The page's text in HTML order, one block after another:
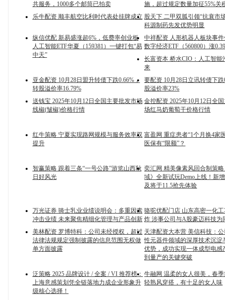
共服务，1000多个邮筒已拍卖
施，超过规定数量加征55%关
乐牛配资 顺丰航空比利时代表处挂牌成立 股天下 二甲双胍引领“抗衰市
科源制药先发优势明显
纵信优配 新易盛涨超6%，低费率创业板
人工智能ETF华夏（159381）一键打包“易
中天”
中祥配资 人形机器人板块事
数字经济ETF（560800）涨
长富资本 桥水CIO：人工智能
来
亚金配资 10月28日盟升转债下跌0.66%，
转股溢价率16.79%
要配资 10月28日立讯转债下
股溢价率23%
送钱宝 2025年10月12日全国主要批发市场
线椒(皱椒)价格行情
金控配资 2025年10月12日全
场红马奶葡萄干价格行情
红牛策略 宁夏实现路网规模与服务效率双
提升
富盈网 重症患者“1个月换4家
医保有“限额”？
智赢策略 跟着三条“一号公路”游览山西秋
日好风光
奕汇网 精美像素风回合制策
域》全新试玩Demo上线！新
及将于11.5抢先体验
万光证券 骑士乳业业绩说明会：多重因素
冲击业绩 未来聚焦精细化管理与产品创新
骆驼优配门店 山东高密一化
炸 涉事公司与A股豪迈科技为
美林配资 罗博特科：公司未经授权，超过
法律法规规定强制披露的信息范围无权做
单方面披露
天津配资大本营 美信科技：
性元器件领域的深厚技术沉淀
优势，成功实现一体成型电感
到量产的关键突破
泛策略 2025 品牌设计 / 全案 / VI 推荐榜：
上海意感策划凭全链落地力成企业形象升
级核心选择！
牛融网 温柔的女人很美，春
轻熟风穿搭，有十足的女人味